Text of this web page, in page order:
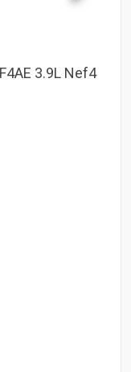
3.9L Nef4